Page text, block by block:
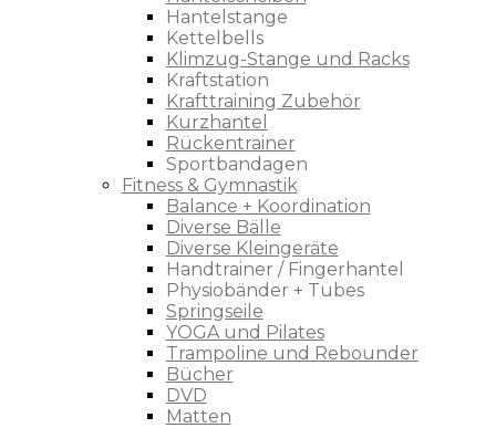
Hantelstange
Kettelbells
Klimzug-Stange und Racks
Kraftstation
Krafttraining Zubehör
Kurzhantel
Rückentrainer
Sportbandagen
Fitness & Gymnastik
Balance + Koordination
Diverse Bälle
Diverse Kleingeräte
Handtrainer / Fingerhantel
Physiobänder + Tubes
Springseile
YOGA und Pilates
Trampoline und Rebounder
Bücher
DVD
Matten